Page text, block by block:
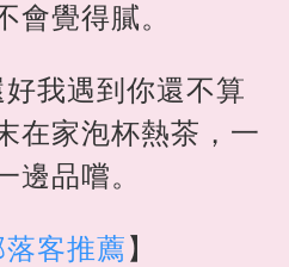
會覺得膩。
我遇到你還不算
在家泡杯熱茶，一
邊品嚐。
落客推薦 】